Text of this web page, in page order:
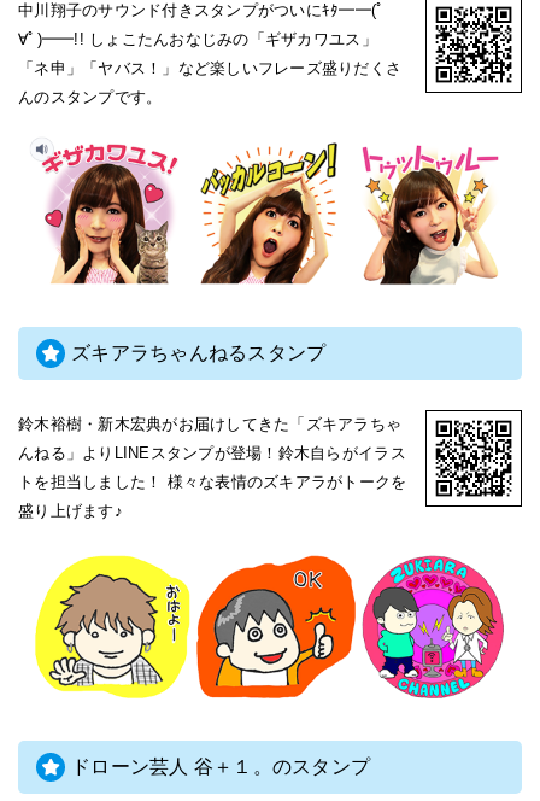
中川翔子のサウンド付きスタンプがついにｷﾀ━━(ﾟ
∀ﾟ)━━!! しょこたんおなじみの「ギザカワユス」
「ネ申」「ヤバス！」など楽しいフレーズ盛りだくさ
んのスタンプです。
ズキアラちゃんねるスタンプ
鈴木裕樹・新木宏典がお届けしてきた「ズキアラちゃ
んねる」よりLINEスタンプが登場！鈴木自らがイラス
トを担当しました！ 様々な表情のズキアラがトークを
盛り上げます♪
ドローン芸人 谷＋１。のスタンプ